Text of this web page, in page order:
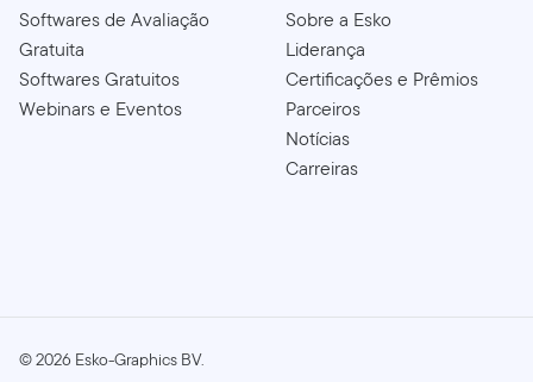
Softwares de Avaliação
Gratuita
Softwares Gratuitos
Webinars e Eventos
Sobre a Esko
Liderança
Certificações e Prêmios
Parceiros
Notícias
Carreiras
©2026 Esko-Graphics BV.